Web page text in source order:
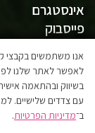
אינסטגרם
פייסבוק
המועצה
אגפי המועצה
הצהרת נגישות
אנו משתמשים בקבצי
לאפשר לאתר שלנו
בשיווק ובהתאמה
עם צדדים שלישיים.
ב־מדיניות הפרטיות.